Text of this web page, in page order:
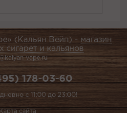
(Кальян Вейп) - магазин
сигарет и кальянов
vape.ru
178-03-60
с 11:00 до 23:00!
сайта